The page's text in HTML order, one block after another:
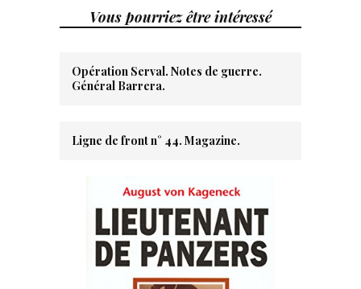
Vous pourriez être intéressé
Opération Serval. Notes de guerre.
Général Barrera.
Ligne de front n° 44. Magazine.